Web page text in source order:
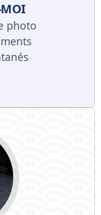
MOI
photo